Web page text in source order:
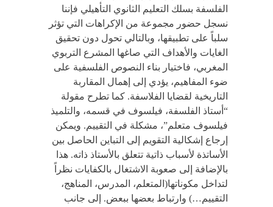
الفلسفة بسلك التعليم الثانوي التأهيلي فإننا
نسجل حضور مجموعة من الإكراهات التي تؤثر
سلباً على تطبيقها، وبالتالي تحول دون تحقيق
الغايات والأهداف التي صاغها المشرع التربوي
المغربي، فاختيار بناء النصوص الفلسفية على
ضوء المفاهيم، يؤدي إلى إهمال المقاربة
التاريخية لقضايا الفلاسفة. كما تطرح مقولة
“أستاذ الفلسفة، فيلسوف في قسمه، والتلميذ
فيلسوف متعلم”، مشكلة في التقييم. ويمكن
إرجاع إشكالية التقويم إلى التباين الحاصل بين
الأساتذة لأسباب ذاتية تتعلق بالأستاذ ذاته. هذا
بالإضافة إلى صعوبة الاشتغال بالكفايات نظراً
لتداخل مكوناتها(المتعلم، المدرس، المناهج،
التقييم…) وارتباط بعضها ببعض. إلى جانب